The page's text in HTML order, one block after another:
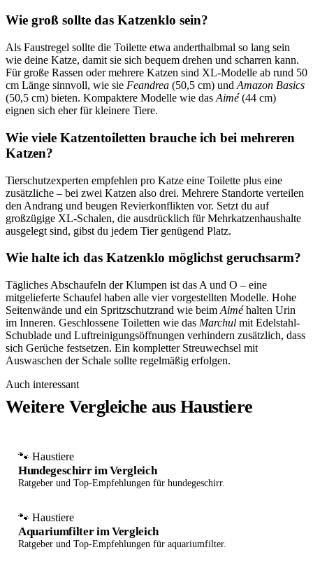
Wie groß sollte das Katzenklo sein?
Als Faustregel sollte die Toilette etwa anderthalbmal so lang sein
wie deine Katze, damit sie sich bequem drehen und scharren kann.
Für große Rassen oder mehrere Katzen sind XL-Modelle ab rund 50
cm Länge sinnvoll, wie sie Feandrea (50,5 cm) und Amazon Basics
(50,5 cm) bieten. Kompaktere Modelle wie das Aimé(44 cm)
eignen sich eher für kleinere Tiere.
Wie viele Katzentoiletten brauche ich bei mehreren
Katzen?
Tierschutzexperten empfehlen pro Katze eine Toilette plus eine
zusätzliche – bei zwei Katzen also drei. Mehrere Standorte verteilen
den Andrang und beugen Revierkonflikten vor. Setzt du auf
großzügige XL-Schalen, die ausdrücklich für Mehrkatzenhaushalte
ausgelegt sind, gibst du jedem Tier genügend Platz.
Wie halte ich das Katzenklo möglichst geruchsarm?
Tägliches Abschaufeln der Klumpen ist das A und O – eine
mitgelieferte Schaufel haben alle vier vorgestellten Modelle. Hohe
Seitenwände und ein Spritzschutzrand wie beim Aiméhalten Urin
im Inneren. Geschlossene Toiletten wie das Marchul mit Edelstahl-
Schublade und Luftreinigungsöffnungen verhindern zusätzlich, dass
sich Gerüche festsetzen. Ein kompletter Streuwechsel mit
Auswaschen der Schale sollte regelmäßig erfolgen.
Auch interessant
Weitere Vergleiche aus Haustiere
🐾 Haustiere
Hundegeschirr im Vergleich
Ratgeber und Top-Empfehlungen für hundegeschirr.
🐾 Haustiere
Aquariumfilter im Vergleich
Ratgeber und Top-Empfehlungen für aquariumfilter.